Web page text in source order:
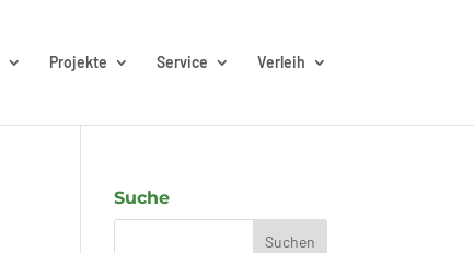
Projekte Service Verleih
Suche